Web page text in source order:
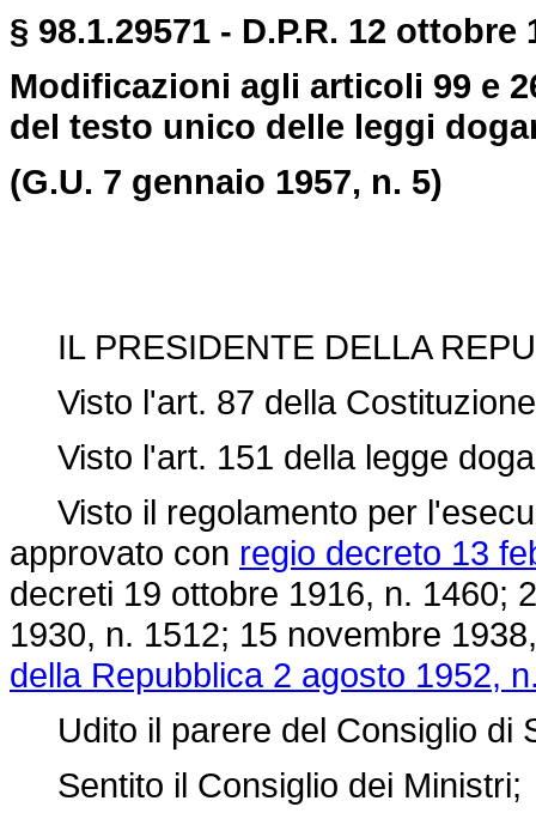
§ 98.1.29571 - D.P.R. 12 ottobre
Modificazioni agli articoli 99 e
del testo unico delle leggi
(G.U. 7 gennaio 1957, n. 5)
IL PRESIDENTE DELLA
Visto l'art. 87 della
Visto l'art. 151 della legge
Visto il regolamento per
approvato con regio decreto 13
decreti 19 ottobre 1916, n. 1460;
1930, n. 1512; 15 novembre
della Repubblica 2 agosto 1952,
Udito il parere del Consiglio di
Sentito il Consiglio dei Ministri;